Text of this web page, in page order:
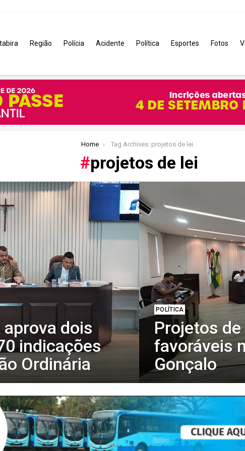
Itabira Região Polícia Acidente Política Esportes Fotos
Home Tag Archives: projetos de lei
projetos de lei
aprova dois
indicações
Ordinária
POLÍTICA
Projetos
favoráveis
Gonçalo